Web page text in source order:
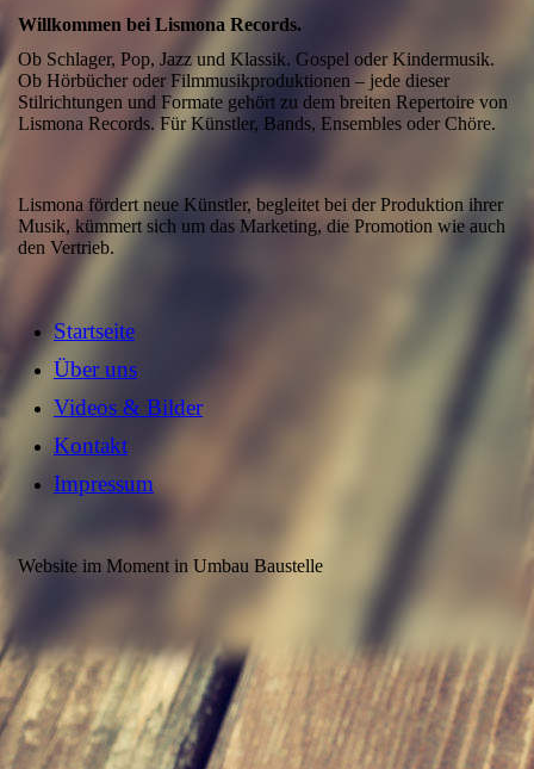
Willkommen bei Lismona Records.
Ob Schlager, Pop, Jazz und Klassik. Gospel oder Kindermusik.
Ob Hörbücher oder Filmmusikproduktionen – jede dieser
Stilrichtungen und Formate gehört zu dem breiten Repertoire von
Lismona Records. Für Künstler, Bands, Ensembles oder Chöre.
Lismona fördert neue Künstler, begleitet bei der Produktion ihrer
Musik, kümmert sich um das Marketing, die Promotion wie auch
den Vertrieb.
Startseite
Über uns
Videos & Bilder
Kontakt
Impressum
Website im Moment in Umbau Baustelle